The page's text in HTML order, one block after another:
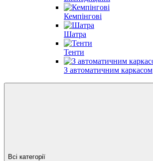
Кемпінгові
Шатра
Тенти
З автоматичним каркасом
Всі категорії